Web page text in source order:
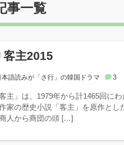
事一覧
客主2015
語読みが「さ行」の韓国ドラマ 3
主」は、1979年から計1465回に
家の歴史小説「客主」を原作と
人から商団の頭 […]